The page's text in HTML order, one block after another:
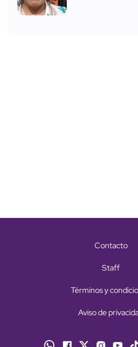
Contacto
Staff
Términos y
Aviso de